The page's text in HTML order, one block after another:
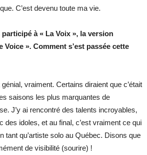
C’est devenu toute ma vie.
à « La Voix », la version
Voice ». Comment s’est passée cette
vraiment. Certains diraient que c’était
saisons les plus marquantes de
J’y ai rencontré des talents incroyables,
des idoles, et au final, c’est vraiment ce qui
tant qu’artiste solo au Québec. Disons que
de visibilité (sourire) !